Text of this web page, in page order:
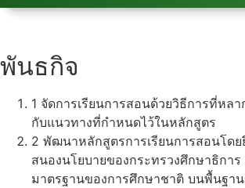
พันธกิจ
1 จัดการเรียนการสอนด้วยวิธีการที่หล
กับแนวทางที่กำหนดไว้ในหลักสูตร
2 พัฒนาหลักสูตรการเรียนการสอนโดย
สนองนโยบายของกระทรวงศึกษาธิกา
มาตรฐานของการศึกษาชาติ บนพื้นฐา